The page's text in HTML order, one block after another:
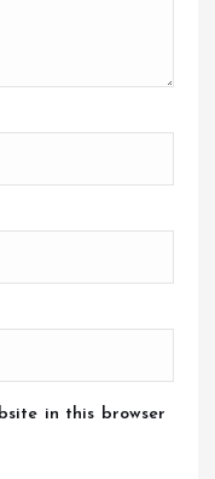
in this browser